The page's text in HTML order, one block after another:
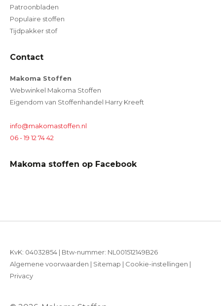
Patroonbladen
Populaire stoffen
Tijdpakker stof
Contact
Makoma Stoffen
Webwinkel Makoma Stoffen
Eigendom van Stoffenhandel Harry Kreeft
info@makomastoffen.nl
06 - 19 12 74 42
Makoma stoffen op Facebook
KvK: 04032854 | Btw-nummer: NL001512149B26
Algemene voorwaarden | Sitemap | Cookie-instellingen |
Privacy